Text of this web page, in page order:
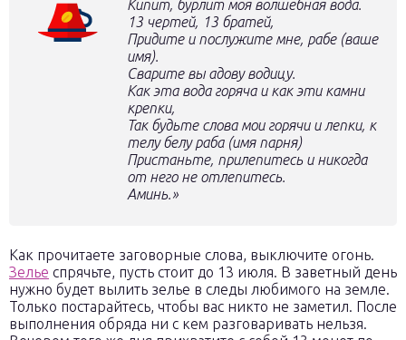
Кипит, бурлит моя волшебная вода.
13 чертей, 13 братей,
Придите и послужите мне, рабе (ваше
имя).
Сварите вы адову водицу.
Как эта вода горяча и как эти камни
крепки,
Так будьте слова мои горячи и лепки, к
телу белу раба (имя парня)
Пристаньте, прилепитесь и никогда
от него не отлепитесь.
Аминь.»
Как прочитаете заговорные слова, выключите огонь.
Зелье спрячьте, пусть стоит до 13 июля. В заветный день
нужно будет вылить зелье в следы любимого на земле.
Только постарайтесь, чтобы вас никто не заметил. После
выполнения обряда ни с кем разговаривать нельзя.